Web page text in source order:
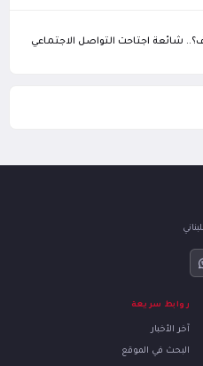
روابط سريعة
آخر الأخبار
البحث في الموقع